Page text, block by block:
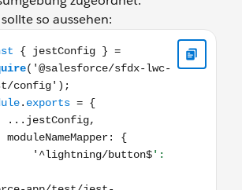
so aussehen:
} = require('@salesforce/sfdx-